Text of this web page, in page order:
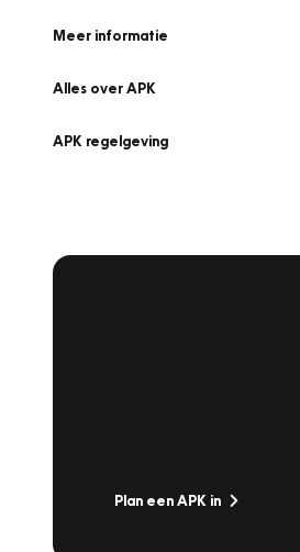
Meer informatie
Alles over APK
APK regelgeving
Plan een APK in